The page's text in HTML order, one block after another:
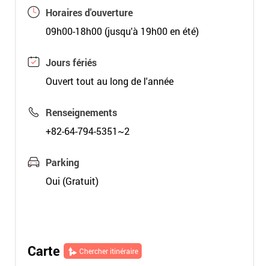
Horaires d'ouverture
09h00-18h00 (jusqu'à 19h00 en été)
Jours fériés
Ouvert tout au long de l'année
Renseignements
+82-64-794-5351~2
Parking
Oui (Gratuit)
Carte Chercher itinéraire